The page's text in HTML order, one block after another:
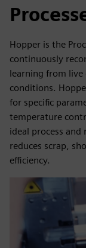
Hopper is the
continuously
learning from live
conditions.
for specific
temperature
ideal process
reduces scrap,
efficiency.